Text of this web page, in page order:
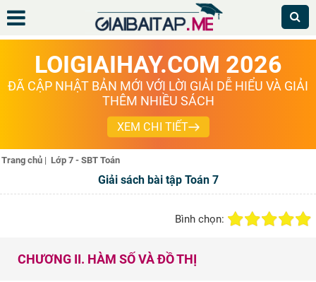
LOIGIAIHAY.COM 2026
ĐÃ CẬP NHẬT BẢN MỚI VỚI LỜI GIẢI DỄ HIỂU VÀ GIẢI
THÊM NHIỀU SÁCH
XEM CHI TIẾT
Trang chủ | Lớp 7 - SBT Toán
Giải sách bài tập Toán 7
Bình chọn:
CHƯƠNG II. HÀM SỐ VÀ ĐỒ THỊ